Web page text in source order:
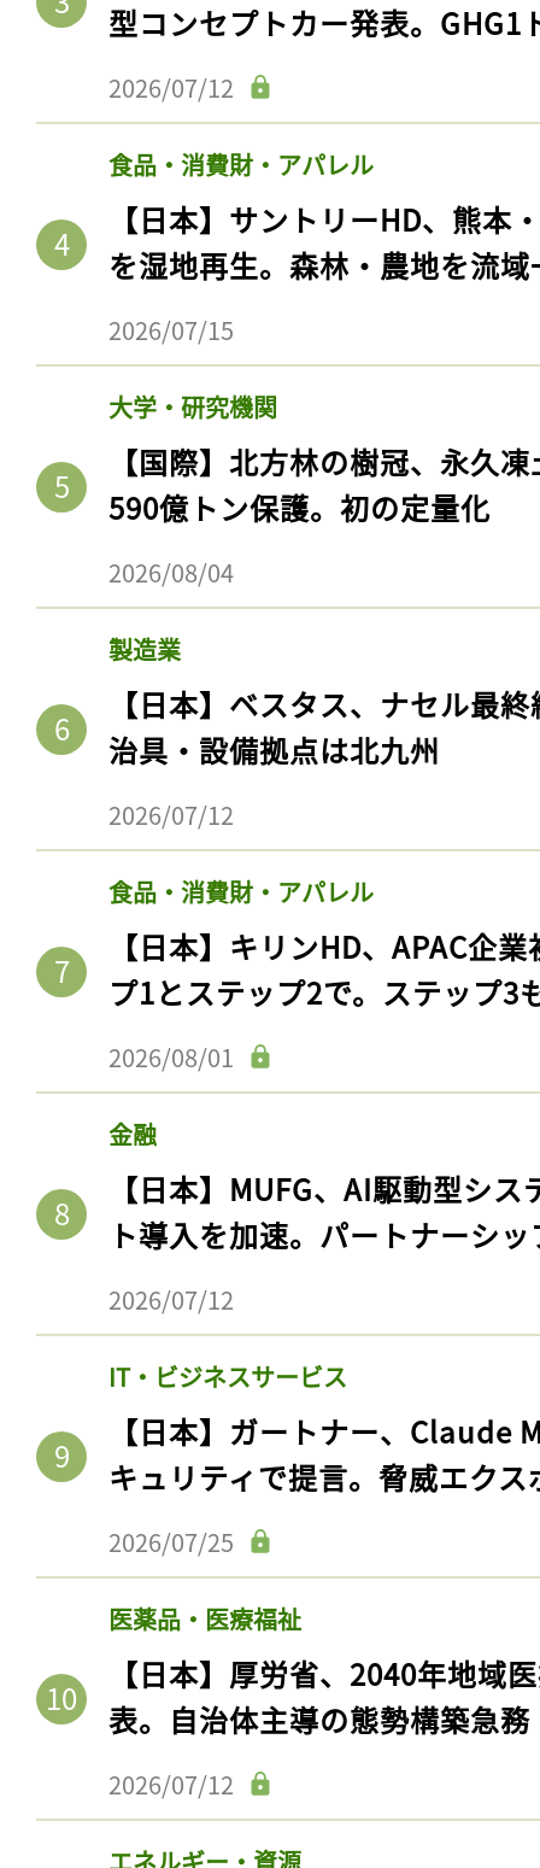
型コンセプトカー発表。GHG1
2026/07/12
食品・消費財・アパレル
【日本】サントリーHD、熊本
を湿地再生。森林・農地を流
2026/07/15
大学・研究機関
【国際】北方林の樹冠、永久
590億トン保護。初の定量化
2026/08/04
製造業
【日本】ベスタス、ナセル最
治具・設備拠点は北九州
2026/07/12
食品・消費財・アパレル
【日本】キリンHD、APAC企
プ1とステップ2で。ステップ3
2026/08/01
金融
【日本】MUFG、AI駆動型シ
ト導入を加速。パートナーシ
2026/07/12
IT・ビジネスサービス
【日本】ガートナー、Claude
キュリティで提言。脅威エク
2026/07/25
医薬品・医療福祉
【日本】厚労省、2040年地域
表。自治体主導の態勢構築急務
2026/07/12